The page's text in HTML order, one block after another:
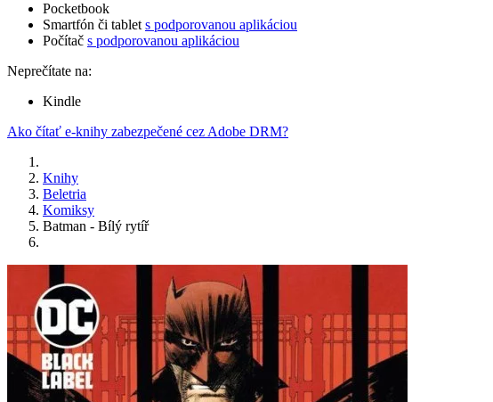
Pocketbook
Smartfón či tablet s podporovanou aplikáciou
Počítač s podporovanou aplikáciou
Neprečítate na:
Kindle
Ako čítať e-knihy zabezpečené cez Adobe DRM?
Knihy
Beletria
Komiksy
Batman - Bílý rytíř